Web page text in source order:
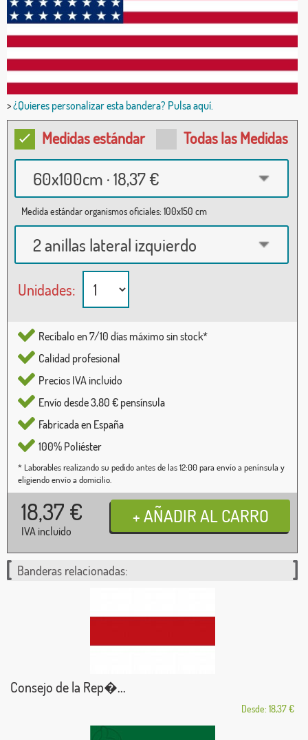
>¿Quieres personalizar esta bandera? Pulsa aquí.
Medidas estándar Todas las Medidas
60x100cm · 18,37 €
Medida estándar organismos oficiales: 100x150 cm
2 anillas lateral izquierdo
Unidades:
Recíbalo en 7/10 días máximo sin stock*
Calidad profesional
Precios IVA incluido
Envío desde 3,80 € pensínsula
Fabricada en España
100% Poliéster
* Laborables realizando su pedido antes de las 12:00 para envío a península y
eligiendo envío a domicilio.
18,37 €
IVA incluido
Banderas relacionadas:
Consejo de la Rep�...
Desde: 18,37 €